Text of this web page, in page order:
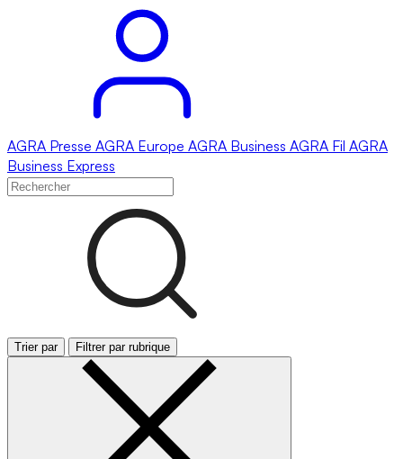
AGRA Presse AGRA Europe AGRA Business AGRA Fil AGRA
Business Express
Trier par Filtrer par rubrique